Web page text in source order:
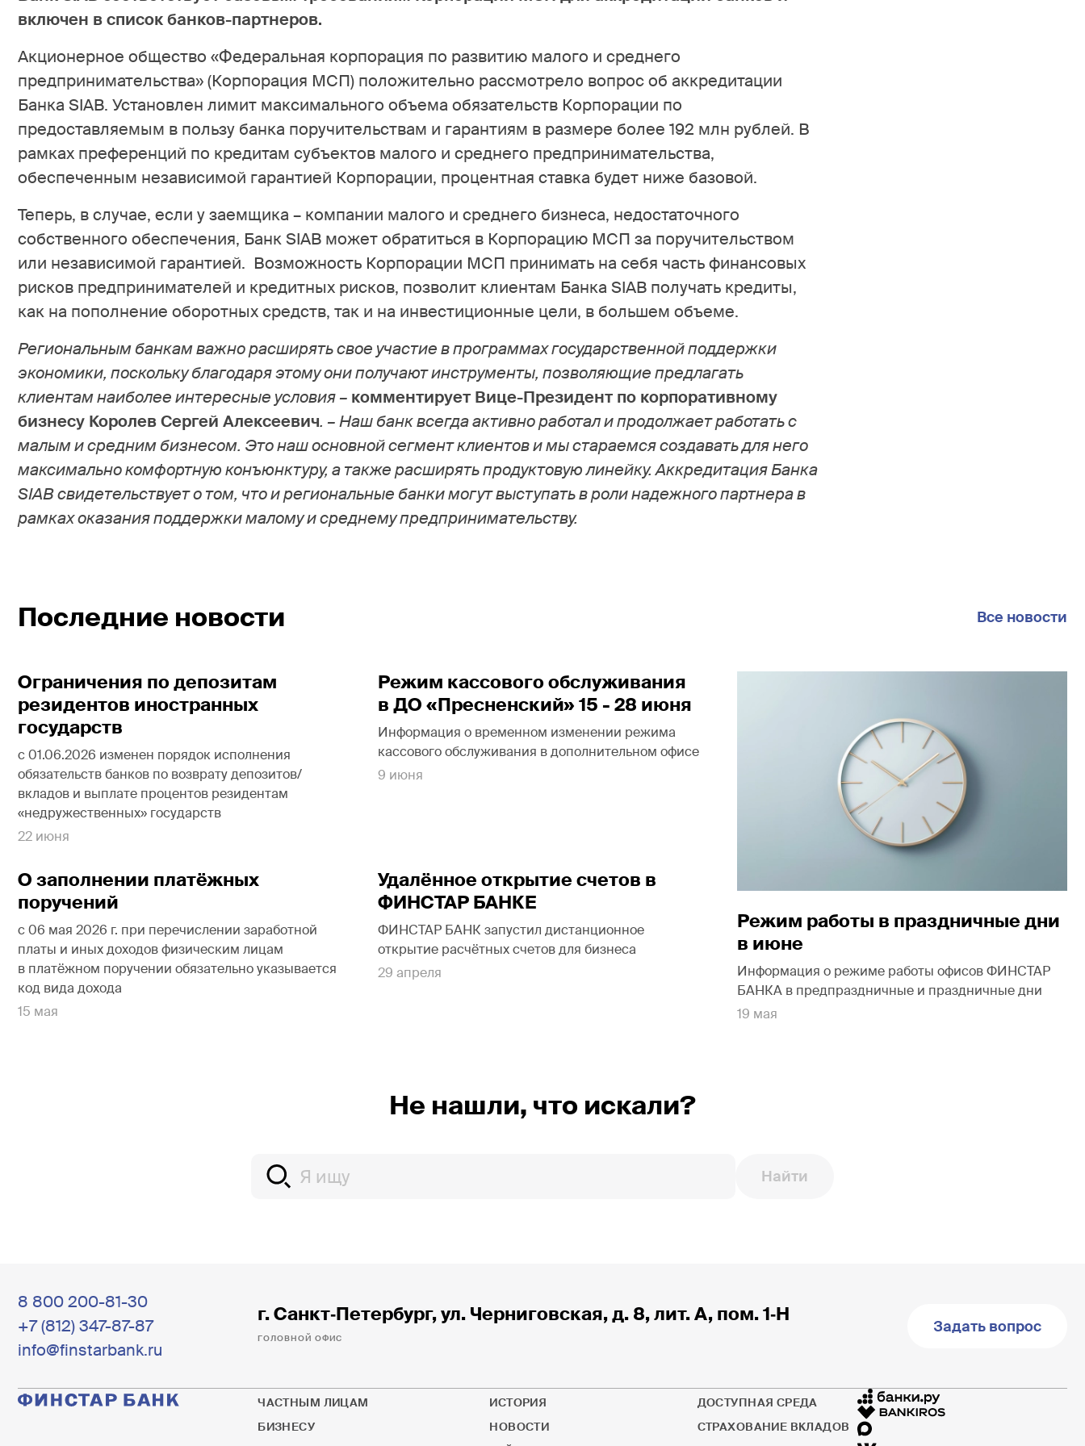
включен в список банков-партнеров.
Акционерное общество «Федеральная корпорация по развитию малого и среднего
предпринимательства» (Корпорация МСП) положительно рассмотрело вопрос об аккредитации
Банка SIAB. Установлен лимит максимального объема обязательств Корпорации по
предоставляемым в пользу банка поручительствам и гарантиям в размере более 192 млн рублей. В
рамках преференций по кредитам субъектов малого и среднего предпринимательства,
обеспеченным независимой гарантией Корпорации, процентная ставка будет ниже базовой.
Теперь, в случае, если у заемщика – компании малого и среднего бизнеса, недостаточного
собственного обеспечения, Банк SIAB может обратиться в Корпорацию МСП за поручительством
или независимой гарантией. Возможность Корпорации МСП принимать на себя часть финансовых
рисков предпринимателей и кредитных рисков, позволит клиентам Банка SIAB получать кредиты,
как на пополнение оборотных средств, так и на инвестиционные цели, в большем объеме.
Региональным банкам важно расширять свое участие в программах государственной поддержки
экономики, поскольку благодаря этому они получают инструменты, позволяющие предлагать
клиентам наиболее интересные условия – комментирует Вице-Президент по корпоративному
бизнесу Королев Сергей Алексеевич. – Наш банк всегда активно работал и продолжает работать с
малым и средним бизнесом. Это наш основной сегмент клиентов и мы стараемся создавать для него
максимально комфортную конъюнктуру, а также расширять продуктовую линейку. Аккредитация Банка
SIAB свидетельствует о том, что и региональные банки могут выступать в роли надежного партнера в
рамках оказания поддержки малому и среднему предпринимательству.
Последние новости Все новости
Ограничения по депозитам
резидентов иностранных
государств
с 01.06.2026 изменен порядок исполнения
обязательств банков по возврату депозитов/
вкладов и выплате процентов резидентам
«недружественных» государств
22 июня
Режим кассового обслуживания
в ДО «Пресненский» 15 - 28 июня
Информация о временном изменении режима
кассового обслуживания в дополнительном офисе
9 июня
Режим работы в праздничные дни
в июне
Информация о режиме работы офисов ФИНСТАР
БАНКА в предпраздничные и праздничные дни
19 мая
О заполнении платёжных
поручений
с 06 мая 2026 г. при перечислении заработной
платы и иных доходов физическим лицам
в платёжном поручении обязательно указывается
код вида дохода
15 мая
Удалённое открытие счетов в
ФИНСТАР БАНКЕ
ФИНСТАР БАНК запустил дистанционное
открытие расчётных счетов для бизнеса
29 апреля
Не нашли, что искали?
Найти
8 800 200-81-30
+7 (812) 347-87-87
info@finstarbank.ru
г. Санкт‐Петербург, ул. Черниговская, д. 8, лит. А, пом. 1‐Н
ГОЛОВНОЙ ОФИС
Задать вопрос
ЧАСТНЫМ ЛИЦАМ
БИЗНЕСУ
ИСТОРИЯ
НОВОСТИ
ДОСТУПНАЯ СРЕДА
СТРАХОВАНИЕ ВКЛАДОВ